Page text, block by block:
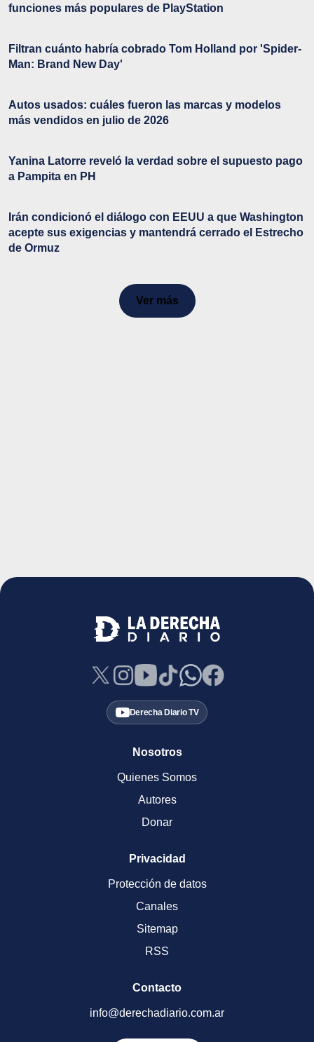
funciones más populares de PlayStation
Filtran cuánto habría cobrado Tom Holland por 'Spider-
Man: Brand New Day'
Autos usados: cuáles fueron las marcas y modelos
más vendidos en julio de 2026
Yanina Latorre reveló la verdad sobre el supuesto pago
a Pampita en PH
Irán condicionó el diálogo con EEUU a que Washington
acepte sus exigencias y mantendrá cerrado el Estrecho
de Ormuz
Ver más
Derecha Diario TV
Nosotros
Quienes Somos
Autores
Donar
Privacidad
Protección de datos
Canales
Sitemap
RSS
Contacto
info@derechadiario.com.ar